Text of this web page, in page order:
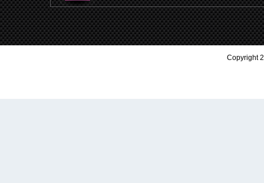
Copyright